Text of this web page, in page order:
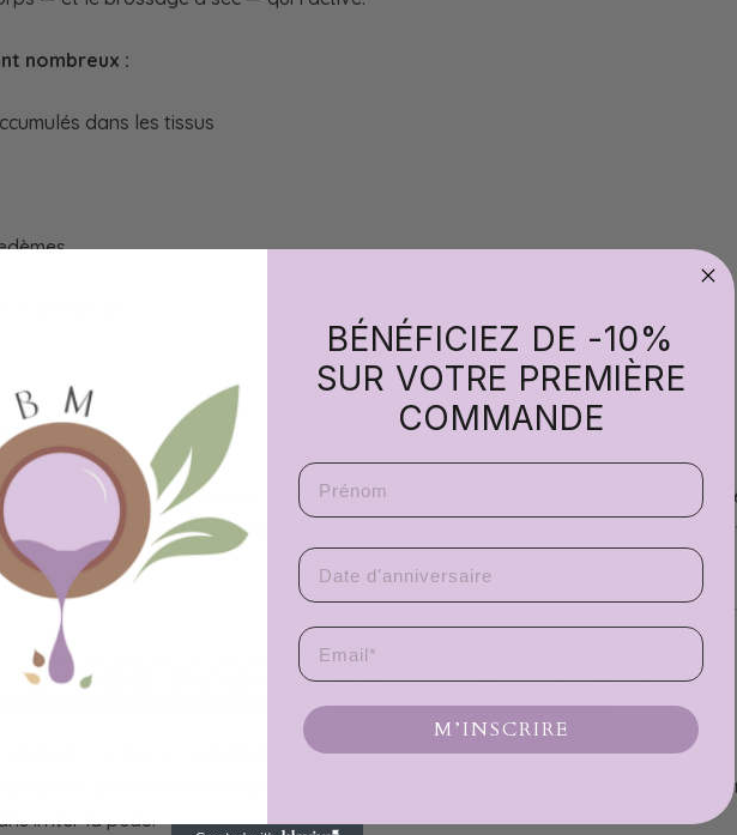
nombreux :
dans les tissus
lumineuse
que le système lymphatique possède3 portes de sortie principales pour
des clavicules.C’est pourquoi
toute la technique du brossage à sec
BROSSE À SEC CHOISIR?
j’utilise et recommande laBrosse à Sec Fibres Végétales KOKO RITUAL
. Les poils sont
irriter la peau.
BÉNÉFICIEZ DE -10%
SUR VOTRE PREMIÈRE
COMMANDE
Prenom
Date d'anniversaire
Email
M’INSCRIRE